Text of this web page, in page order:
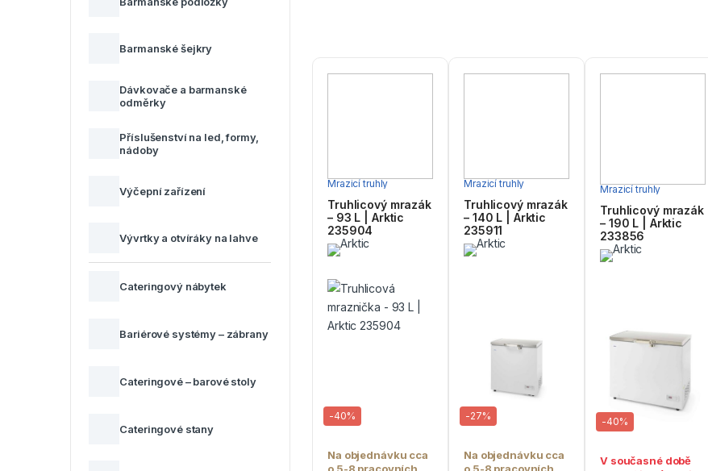
Mrazicí truhly
Truhlicový mrazák
– 93 L | Arktic
235904
-40%
Na objednávku cca
Mrazicí truhly
Truhlicový mrazák
– 140 L | Arktic
235911
-27%
Na objednávku cca
Mrazicí truhly
Truhlicový mrazák
– 190 L | Arktic
233856
-40%
V současné době
Barmanské šejkry
Dávkovače a barmanské
odměrky
Příslušenství na led, formy,
nádoby
Výčepní zařízení
Vývrtky a otvíráky na lahve
Cateringový nábytek
Bariérové systémy – zábrany
Cateringové – barové stoly
Cateringové stany